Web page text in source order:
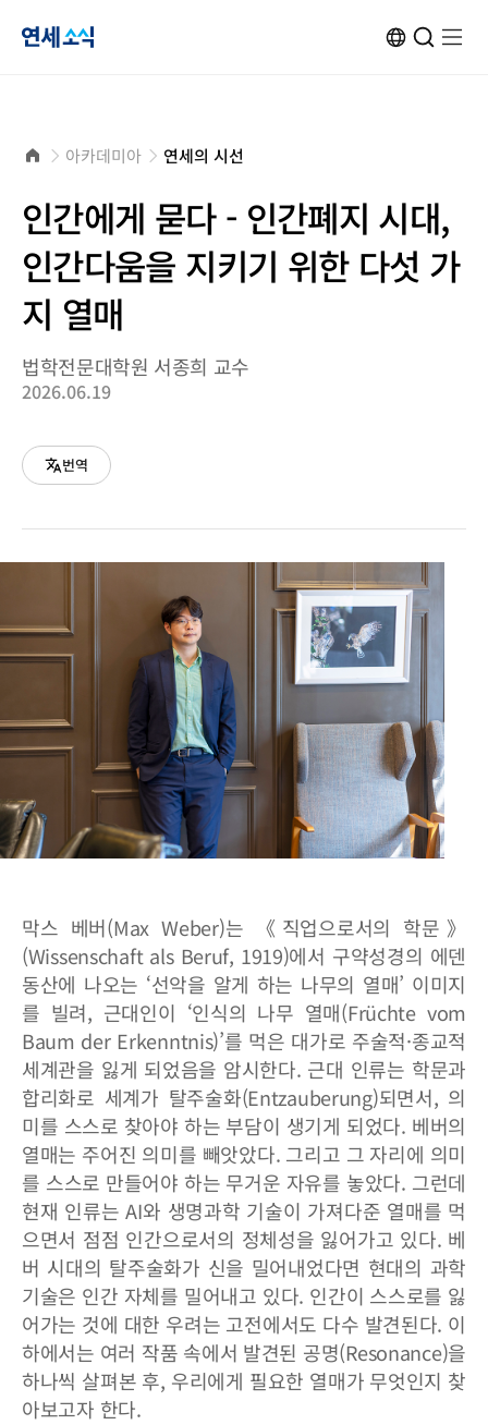
연
소
식
홈
으 아카데미아 연세의 시선
인간에게 묻다 - 인간폐지 시대,
인간다움을 지키기 위한 다섯 가
지 열매
법학전문대학원 서종희 교수
2026.06.19
번역
막스 베버(Max Weber)는 《직업으로서의 학문》
(Wissenschaft als Beruf, 1919)에서 구약성경의 에덴
동산에 나오는 ‘선악을 알게 하는 나무의 열매’ 이미지
를 빌려, 근대인이 ‘인식의 나무 열매(Früchte vom
Baum der Erkenntnis)’를 먹은 대가로 주술적·종교적
세계관을 잃게 되었음을 암시한다. 근대 인류는 학문과
합리화로 세계가 탈주술화(Entzauberung)되면서, 의
미를 스스로 찾아야 하는 부담이 생기게 되었다. 베버의
열매는 주어진 의미를 빼앗았다. 그리고 그 자리에 의미
를 스스로 만들어야 하는 무거운 자유를 놓았다. 그런데
현재 인류는 AI와 생명과학 기술이 가져다준 열매를 먹
으면서 점점 인간으로서의 정체성을 잃어가고 있다. 베
버 시대의 탈주술화가 신을 밀어내었다면 현대의 과학
기술은 인간 자체를 밀어내고 있다. 인간이 스스로를 잃
어가는 것에 대한 우려는 고전에서도 다수 발견된다. 이
하에서는 여러 작품 속에서 발견된 공명(Resonance)을
하나씩 살펴본 후, 우리에게 필요한 열매가 무엇인지 찾
아보고자 한다.